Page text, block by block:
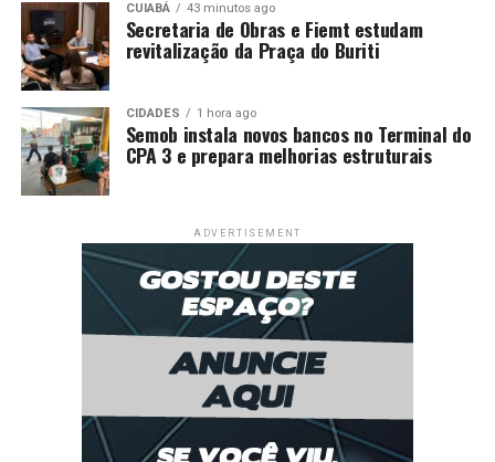
DON'T MISS
Temporal causa queda de árvores, alagamento e
prejuízo em restaurante
CUIABÁ 43 minutos ago
Secretaria de Obras e Fiemt estudam
revitalização da Praça do Buriti
CIDADES 1 hora ago
Semob instala novos bancos no Terminal do
CPA 3 e prepara melhorias estruturais
ADVERTISEMENT